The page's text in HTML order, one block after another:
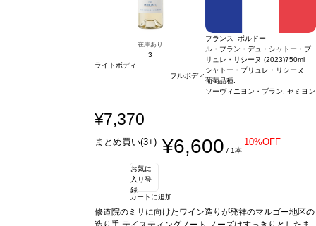
在庫あり
3
ライトボディ
フルボディ
フランス ボルドー
ル・ブラン・デュ・シャトー・プ
リュレ・リシーヌ (2023)750ml
シャトー・プリュレ・リシーヌ
葡萄品種:
ソーヴィニヨン・ブラン, セミヨン
¥7,370
まとめ買い(3+) ¥6,600 / 1本
10%OFF
お気に
入り登
録
カートに追加
修道院のミサに向けたワイン造りが発祥のマルゴー地区の